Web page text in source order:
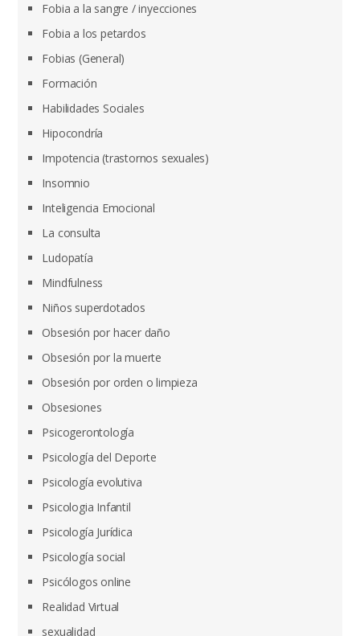
Fobia a la sangre / inyecciones
Fobia a los petardos
Fobias (General)
Formación
Habilidades Sociales
Hipocondría
Impotencia (trastornos sexuales)
Insomnio
Inteligencia Emocional
La consulta
Ludopatía
Mindfulness
Niños superdotados
Obsesión por hacer daño
Obsesión por la muerte
Obsesión por orden o limpieza
Obsesiones
Psicogerontología
Psicología del Deporte
Psicología evolutiva
Psicologia Infantil
Psicología Jurídica
Psicología social
Psicólogos online
Realidad Virtual
sexualidad